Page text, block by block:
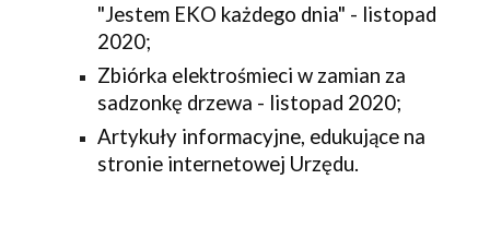
"Jestem EKO każdego dnia" - listopad
2020;
Zbiórka elektrośmieci w zamian za
sadzonkę drzewa - listopad 2020;
Artykuły informacyjne, edukujące na
stronie internetowej Urzędu.